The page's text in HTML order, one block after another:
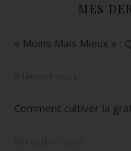
MES
« Moins Mais Mieux » :
Comment cultiver la